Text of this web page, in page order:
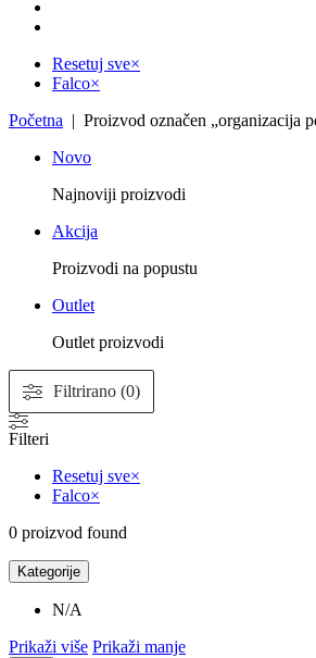
Resetuj sve×
Falco×
Početna | Proizvod označen „organizacija
Novo
Najnoviji proizvodi
Akcija
Proizvodi na popustu
Outlet
Outlet proizvodi
Filtrirano (0)
Filteri
Resetuj sve×
Falco×
0 proizvod found
Kategorije
N/A
Prikaži više Prikaži manje